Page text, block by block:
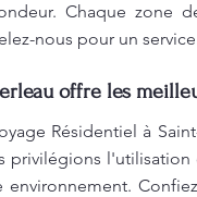
Chaque zone
nous pour un
offre les
Résidentiel à
privilégions
environnement.